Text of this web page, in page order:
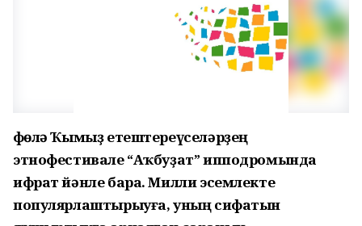
Өфөлә Ҡымыҙ етештереүселәрҙең
этнофестивале “Аҡбуҙат” ипподромында
ифрат йәнле бара. Милли эсемлекте
популярлаштырыуға, уның сифатын